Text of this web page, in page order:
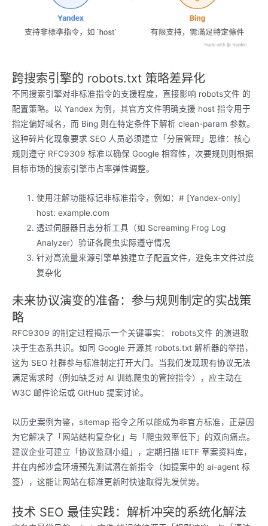
跨搜索引擎的 robots.txt 策略差异化
不同搜索引擎对非标准指令的支援程度，直接影响 robots文件 的
配置策略。以 Yandex 为例，其官方文件明确支援 host 指令用于
指定偏好域名，而 Bing 则在特定条件下解析 clean-param 参数。
这种碎片化现象要求 SEO 人员必须建立「分层管理」思维：核心
规则遵守 RFC9309 标准以确保 Google 相容性，次要规则则根据
目标市场的搜索引擎市占率弹性调整。
使用注解功能标记非标准指令，例如：# [Yandex-only]
host: example.com
透过伺服器日志分析工具（如 Screaming Frog Log
Analyzer）验证各爬虫实际遵守情况
针对高流量来源引擎单独建立子配置文件，避免主文件过度
复杂化
未来协议演变的准备：参与规则制定的实战策
略
RFC9309 的制定过程揭示一个关键事实： robots文件 的演进取
决于生态系共识。如同 Google 开源其 robots.txt 解析器的举措，
这为 SEO 社群参与标准制定打开大门。当我们发现现有协议无法
满足需求时（例如缺乏对 AI 训练爬虫的管控指令），应主动在
W3C 邮件论坛或 GitHub 提案讨论。
以历史案例为鉴，sitemap 指令之所以能成为非官方标准，正是因
为它解决了「网站结构复杂化」与「爬虫效率低下」的双向痛点。
建议企业可建立「协议监测小组」，定期扫描 IETF 草案资料库，
并在内部沙盒环境预先测试潜在新指令（如提案中的 ai-agent 标
签），这能让网站在标准更新时快速取得先发优势。
技术 SEO 最佳实践：解析冲突的系统化解法